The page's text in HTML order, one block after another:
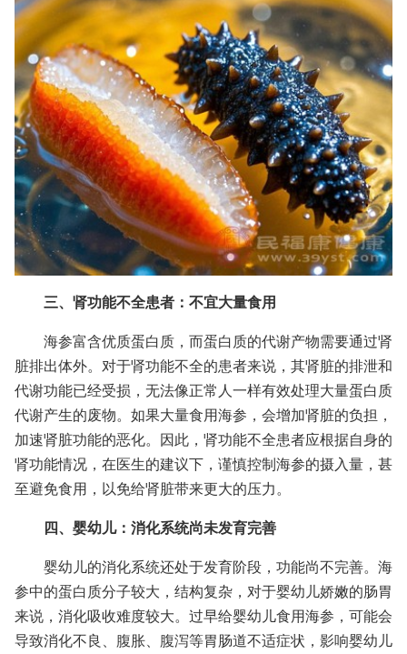
三、肾功能不全患者：不宜大量食用
海参富含优质蛋白质，而蛋白质的代谢产物需要通过肾
脏排出体外。对于肾功能不全的患者来说，其肾脏的排泄和
代谢功能已经受损，无法像正常人一样有效处理大量蛋白质
代谢产生的废物。如果大量食用海参，会增加肾脏的负担，
加速肾脏功能的恶化。因此，肾功能不全患者应根据自身的
肾功能情况，在医生的建议下，谨慎控制海参的摄入量，甚
至避免食用，以免给肾脏带来更大的压力。
四、婴幼儿：消化系统尚未发育完善
婴幼儿的消化系统还处于发育阶段，功能尚不完善。海
参中的蛋白质分子较大，结构复杂，对于婴幼儿娇嫩的肠胃
来说，消化吸收难度较大。过早给婴幼儿食用海参，可能会
导致消化不良、腹胀、腹泻等胃肠道不适症状，影响婴幼儿